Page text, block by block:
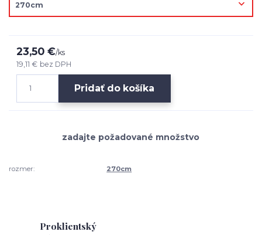
23,50 €/ks
19,11 € bez DPH
Pridať do košíka
rozmer: 270cm
Proklientský